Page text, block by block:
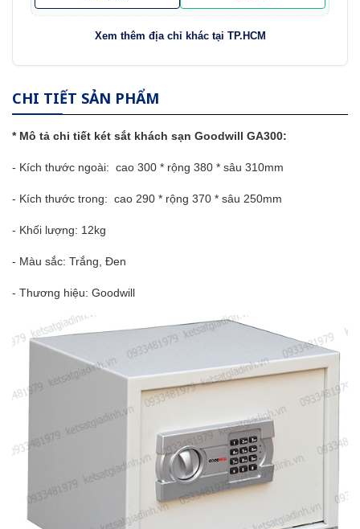
Xem thêm địa chỉ khác tại TP.HCM
CHI TIẾT SẢN PHẨM
* Mô tả chi tiết két sắt khách sạn Goodwill GA300:
- Kích thước ngoài: cao 300 * rộng 380 * sâu 310mm
- Kích thước trong: cao 290 * rộng 370 * sâu 250mm
- Khối lượng: 12kg
- Màu sắc: Trắng, Đen
- Th­ương hiệu: Goodwill